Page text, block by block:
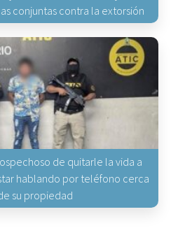
conjuntas contra la extorsión
de quitarle la vida a
hablando por teléfono cerca
su propiedad